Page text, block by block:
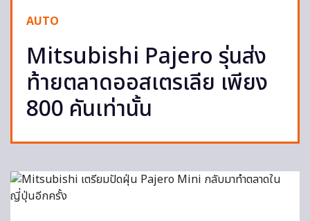
AUTO
Mitsubishi Pajero รุ่นส่ง
ท้ายตลาดออสเตรเลีย เพียง
800 คันเท่านั้น